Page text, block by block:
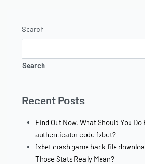
Search
Search
Recent Posts
Find Out Now, What Should You Do
authenticator code 1xbet?
1xbet crash game hack file
Those Stats Really Mean?